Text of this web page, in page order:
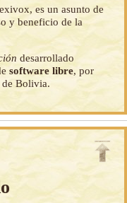
es un asunto de
y beneficio de la
desarrollado
software libre, por
de Bolivia.